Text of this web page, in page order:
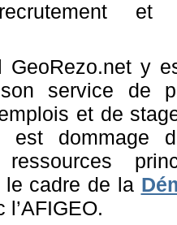
et
GeoRezo.net y
service de
et de
est dommage
le cadre de la